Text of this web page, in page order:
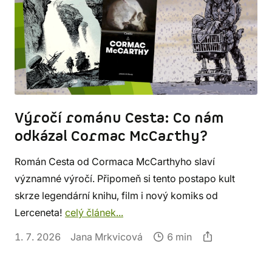
Výročí románu Cesta: Co nám
odkázal Cormac McCarthy?
Román Cesta od Cormaca McCarthyho slaví
významné výročí. Připomeň si tento postapo kult
skrze legendární knihu, film i nový komiks od
Lerceneta! celý článek...
1. 7. 2026
Jana Mrkvicová 6 min